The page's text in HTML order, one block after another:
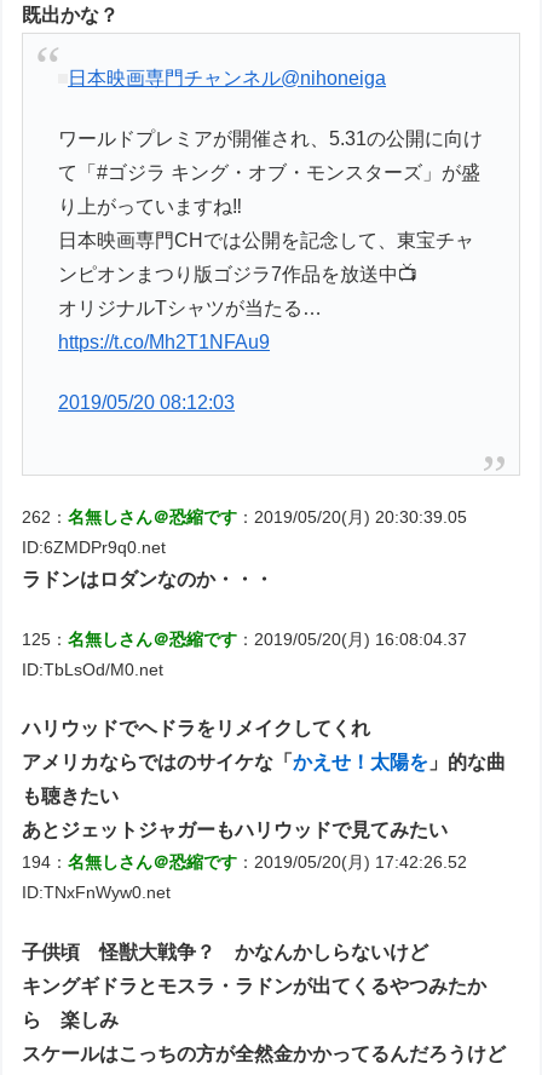
既出かな？
日本映画専門チャンネル@nihoneiga
ワールドプレミアが開催され、5.31の公開に向け
て「#ゴジラ キング・オブ・モンスターズ」が盛
り上がっていますね‼️
日本映画専門CHでは公開を記念して、東宝チャ
ンピオンまつり版ゴジラ7作品を放送中📺
オリジナルTシャツが当たる…
https://t.co/Mh2T1NFAu9
2019/05/20 08:12:03
262：名無しさん＠恐縮です ：2019/05/20(月) 20:30:39.05
ID:6ZMDPr9q0.net
ラドンはロダンなのか・・・
125：名無しさん＠恐縮です ：2019/05/20(月) 16:08:04.37
ID:TbLsOd/M0.net
ハリウッドでヘドラをリメイクしてくれ
アメリカならではのサイケな「かえせ！太陽を 」的な曲
も聴きたい
あとジェットジャガーもハリウッドで見てみたい
194：名無しさん＠恐縮です ：2019/05/20(月) 17:42:26.52
ID:TNxFnWyw0.net
子供頃 怪獣大戦争？ かなんかしらないけど
キングギドラとモスラ・ラドンが出てくるやつみたか
ら 楽しみ
スケールはこっちの方が全然金かかってるんだろうけど